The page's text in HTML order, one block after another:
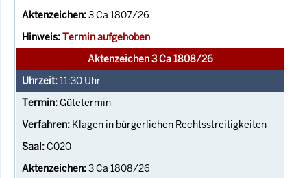
3 Ca 1807/26
Termin aufgehoben
Aktenzeichen 3 Ca 1808/26
11:30 Uhr
Gütetermin
Klagen in bürgerlichen Rechtsstreitigkeiten
C020
3 Ca 1808/26